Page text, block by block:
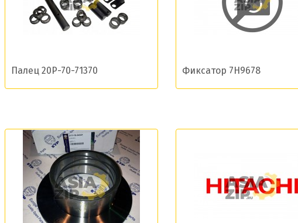
Даю согласие на обработку моих данных и получение
Палец 20P-70-71370 Фиксатор 7H9678